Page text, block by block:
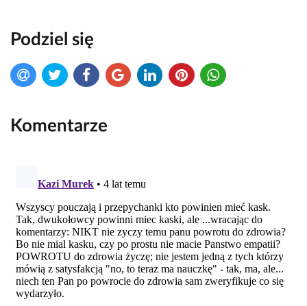
Podziel się
Komentarze